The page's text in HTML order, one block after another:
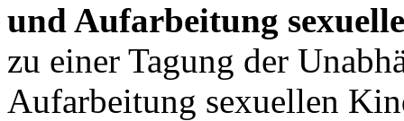
und Aufarbeitung
zu einer Tagung der
Aufarbeitung sexuellen